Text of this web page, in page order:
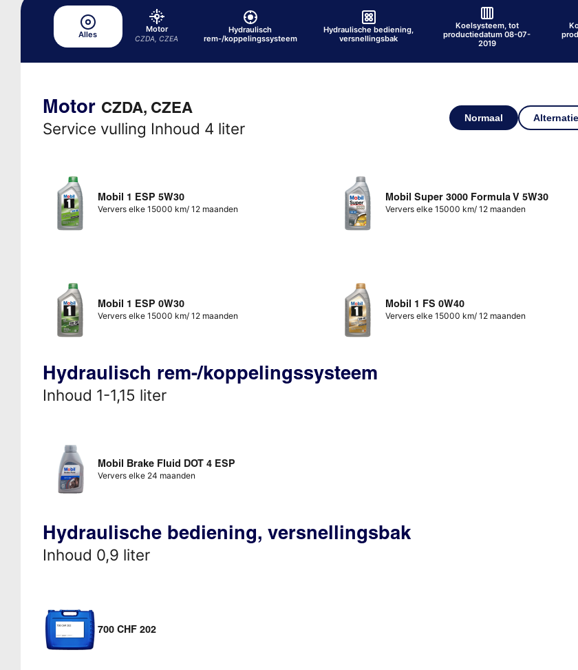
Alles
Motor
CZDA, CZEA
Hydraulisch
rem-/koppelingssysteem
Hydraulische bediening,
versnellingsbak
Koelsysteem, tot
productiedatum 08-07-
2019
Motor CZDA, CZEA
Service vulling Inhoud 4 liter
Normaal
Mobil 1 ESP 5W30
Ververs elke 15000 km/ 12 maanden
Mobil Super 3000 Formula V 5W30
Ververs elke 15000 km/ 12 maanden
Mobil 1 ESP 0W30
Ververs elke 15000 km/ 12 maanden
Mobil 1 FS 0W40
Ververs elke 15000 km/ 12 maanden
Hydraulisch rem-/koppelingssysteem
Inhoud 1-1,15 liter
Mobil Brake Fluid DOT 4 ESP
Ververs elke 24 maanden
Hydraulische bediening, versnellingsbak
Inhoud 0,9 liter
700 CHF 202